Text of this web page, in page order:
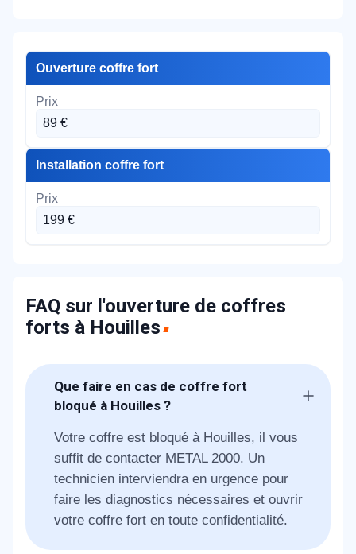
Ouverture coffre fort
89 €
Installation coffre fort
199 €
FAQ sur l'ouverture de coffres
forts à Houilles
Que faire en cas de coffre fort
bloqué à Houilles ?
Votre coffre est bloqué à Houilles, il vous
suffit de contacter METAL 2000. Un
technicien interviendra en urgence pour
faire les diagnostics nécessaires et ouvrir
votre coffre fort en toute confidentialité.